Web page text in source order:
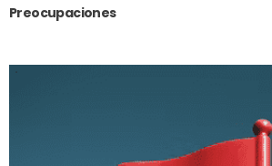
Preocupaciones